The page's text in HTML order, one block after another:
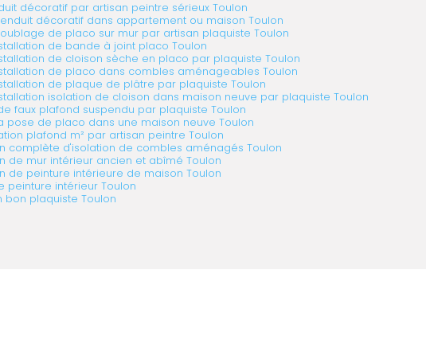
décoratif par artisan peintre sérieux Toulon
enduit décoratif dans appartement ou maison Toulon
de placo sur mur par artisan plaquiste Toulon
de bande à joint placo Toulon
de cloison sèche en placo par plaquiste Toulon
de placo dans combles aménageables Toulon
de plaque de plâtre par plaquiste Toulon
isolation de cloison dans maison neuve par plaquiste Toulon
faux plafond suspendu par plaquiste Toulon
pose de placo dans une maison neuve Toulon
plafond m² par artisan peintre Toulon
complète d'isolation de combles aménagés Toulon
de mur intérieur ancien et abîmé Toulon
de peinture intérieure de maison Toulon
peinture intérieur Toulon
bon plaquiste Toulon